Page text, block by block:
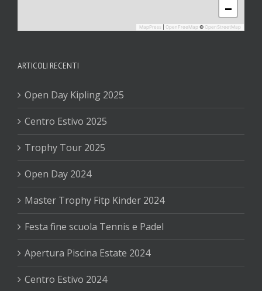
−
MapPress OpenFreeMap © OpenStreetMap
ARTICOLI RECENTI
Open Day Kipling 2025
Centro Estivo 2025
Trophy Tour 2025
Open Day 2024
Master Trophy Fitp Kinder 2024
Festa fine scuola Tennis e Padel
Apertura Piscina Estate 2024
Centro Estivo 2024